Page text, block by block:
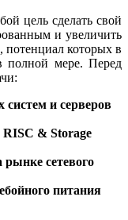
цель сделать свой
и увеличить
потенциал которых в
полной мере. Перед
систем и серверов
& Storage
сетевого
питания